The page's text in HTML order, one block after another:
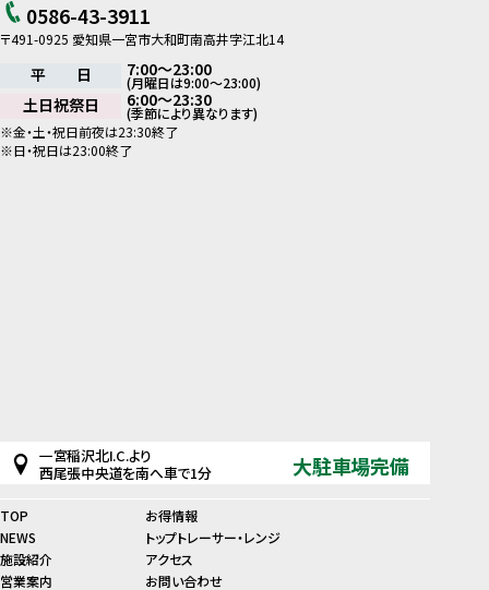
0586-43-3911
〒491-0925 愛知県一宮市大和町南高井字江北14
平 日 7:00～23:00
(月曜日は9:00～23:00)
土日祝祭日 6:00～23:30
(季節により異なります)
※金・土・祝日前夜は23:30終了
※日・祝日は23:00終了
一宮稲沢北I.C.より
西尾張中央道を南へ車で1分
大駐車場完備
TOP
NEWS
施設紹介
営業案内
お得情報
トップトレーサー・レンジ
アクセス
お問い合わせ